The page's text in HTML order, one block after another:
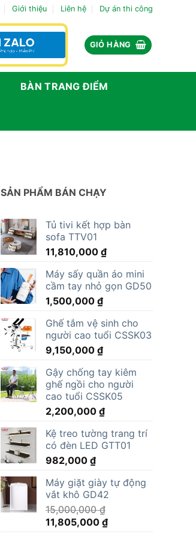
Giới thiệu Liên hệ Dự án thi công
GIỎ HÀNG
BÀN TRANG ĐIỂM
SẢN PHẨM BÁN CHẠY
Tủ tivi kết hợp bàn
sofa TTV01
11,810,000 ₫
Máy sấy quần áo mini
cầm tay nhỏ gọn GD50
1,500,000 ₫
Ghế tắm vệ sinh cho
người cao tuổi CSSK03
9,150,000 ₫
Gậy chống tay kiêm
ghế ngồi cho người
cao tuổi CSSK05
2,200,000 ₫
Kệ treo tường trang trí
có đèn LED GTT01
982,000 ₫
Máy giặt giày tự động
vắt khô GD42
15,000,000₫
Giá
11,805,000 ₫Giá